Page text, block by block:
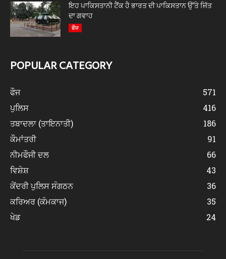
ਇਹ ਪਾਕਿਸਤਾਨੀ ਟੈਂਕ ਹੈ ਭਾਰਤ ਦੀ ਪਾਕਿਸਤਾਨ ਉੱਤੇ ਜਿੱਤ
ਦਾ ਗਵਾਹ
ਫੌਜ
POPULAR CATEGORY
ਫੌਜ
571
ਪੁਲਿਸ
416
ਤਬਾਦਲਾ (ਤਾਇਨਾਤੀ)
186
ਕੌਮਾਂਤਰੀ
91
ਨੀਮਫੌਜੀ ਦਲ
66
ਵਿਸ਼ੇਸ਼
43
ਕੇਂਦਰੀ ਪੁਲਿਸ ਸੰਗਠਨ
36
ਕਰਿਅਰ (ਕੰਮਕਾਜ)
35
ਖੇਡ
24